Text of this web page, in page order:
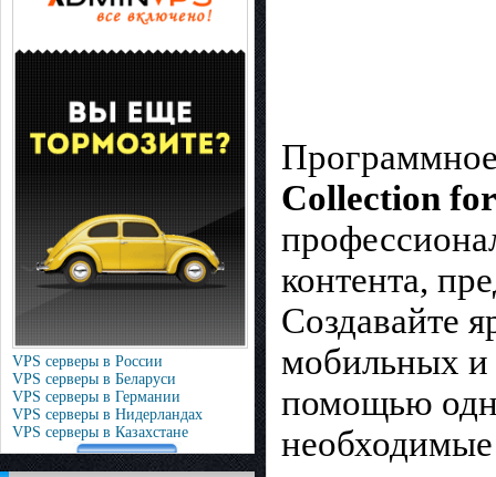
VPS серверы в России
VPS серверы в Беларуси
VPS серверы в Германии
VPS серверы в Нидерландах
VPS серверы в Казахстане
Collection
контента,
Создавайте
мобильных и
помощью